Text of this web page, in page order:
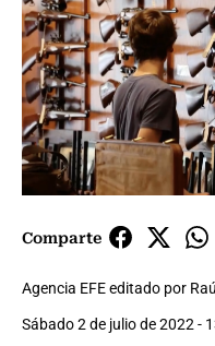
Comparte
Agencia EFE editado por
Sábado 2 de julio de 2022 -